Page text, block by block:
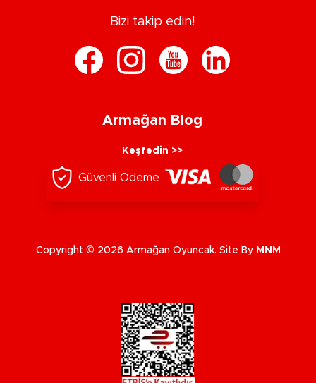
Bizi takip edin!
Armağan Blog
Keşfedin >>
Güvenli Ödeme
Copyright © 2026 Armağan Oyuncak. Site By MNM